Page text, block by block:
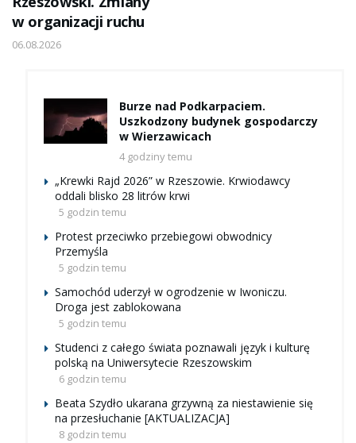
w organizacji ruchu
06.08.2026
Burze nad Podkarpaciem.
Uszkodzony budynek gospodarczy
w Wierzawicach
4 godziny temu
„Krewki Rajd 2026” w Rzeszowie. Krwiodawcy
oddali blisko 28 litrów krwi
5 godzin temu
Protest przeciwko przebiegowi obwodnicy
Przemyśla
5 godzin temu
Samochód uderzył w ogrodzenie w Iwoniczu.
Droga jest zablokowana
5 godzin temu
Studenci z całego świata poznawali język i kulturę
polską na Uniwersytecie Rzeszowskim
6 godzin temu
Beata Szydło ukarana grzywną za niestawienie się
na przesłuchanie [AKTUALIZACJA]
8 godzin temu